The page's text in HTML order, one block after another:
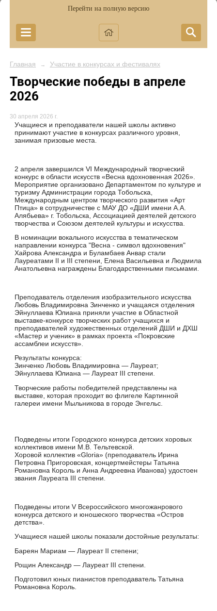
Перейти на полную версию
Главная → Участие в конкурсах и фестивалях
Творческие победы в апреле
2026
30 апреля 2026 г.
Учащиеся и преподаватели нашей школы активно
принимают участие в конкурсах различного уровня,
занимая призовые места.
2 апреля завершился VI Международный творческий
конкурс в области искусств «Весна вдохновенная 2026».
Мероприятие организовано Департаментом по культуре и
туризму Администрации города Тобольска,
Международным центром творческого развития «Арт
Птица» в сотрудничестве с МАУ ДО «ДШИ имени А.А.
Алябьева» г. Тобольска, Ассоциацией деятелей детского
творчества и Союзом деятелей культуры и искусства.
В номинации вокального искусства в тематическом
направлении конкурса "Весна - символ вдохновения"
Хайрова Александра и Буламбаев Анвар стали
Лауреатами II и III степени, Елена Васильевна и Людмила
Анатольевна награждены Благодарственными письмами.
Преподаватель отделения изобразительного искусства
Любовь Владимировна Зинченко и учащаяся отделения
Эйнуллаева Юлиана приняли участие в Областной
выставке-конкурсе творческих работ учащихся и
преподавателей художественных отделений ДШИ и ДХШ
«Мастер и ученик» в рамках проекта «Покровские
ассамблеи искусств».
Результаты конкурса:
Зинченко Любовь Владимировна — Лауреат;
Эйнуллаева Юлиана — Лауреат III степени.
Творческие работы победителей представлены на
выставке, которая проходит во флигеле Картинной
галереи имени Мыльникова в городе Энгельс.
Подведены итоги Городского конкурса детских хоровых
коллективов имени М.В. Тельтевской.
Хоровой коллектив «Gloria» (преподаватель Ирина
Петровна Пригоровская, концертмейстеры Татьяна
Романовна Король и Анна Андреевна Иванова) удостоен
звания Лауреата III степени.
Подведены итоги V Всероссийского многожанрового
конкурса детского и юношеского творчества «Остров
детства».
Учащиеся нашей школы показали достойные результаты:
Бареян Мариам — Лауреат II степени;
Рощин Александр — Лауреат III степени.
Подготовил юных пианистов преподаватель Татьяна
Романовна Король.